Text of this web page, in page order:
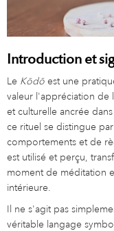
Introduction et
Le Kōdō est une
valeur l'appréciation de
et culturelle ancrée
ce rituel se distingue
comportements et de
est utilisé et perçu,
moment de méditation
intérieure.
Il ne s'agit pas
véritable langage